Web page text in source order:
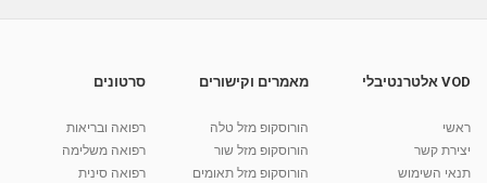
מאת
VOD אלטרנטיבלי
ראשי
יצירת קשר
תנאי השימוש
מאמרים וקישורים
הורוסקופ מזל טלה
הורוסקופ מזל שור
הורוסקופ מזל תאומים
סרטונים
רפואה ובריאות
רפואה משלימה
רפואה סינית